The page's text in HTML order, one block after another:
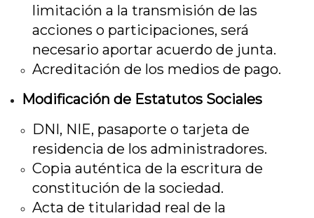
limitación a la transmisión de las
acciones o participaciones, será
necesario aportar acuerdo de junta.
Acreditación de los medios de pago.
Modificación de Estatutos Sociales
DNI, NIE, pasaporte o tarjeta de
residencia de los administradores.
Copia auténtica de la escritura de
constitución de la sociedad.
Acta de titularidad real de la